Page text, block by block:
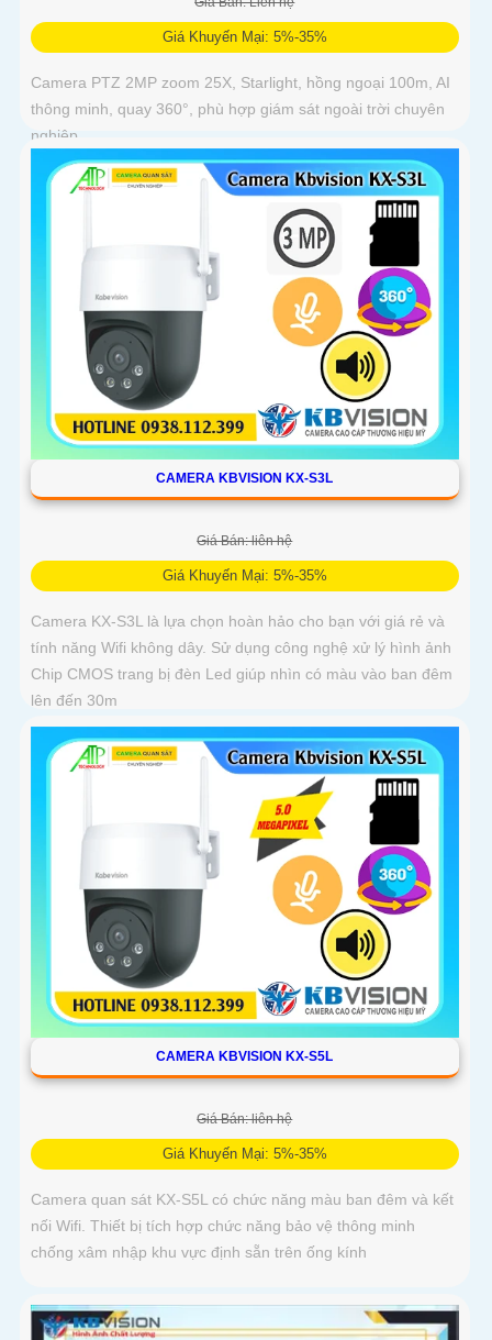
Giá Khuyến Mại: 5%-35%
Camera PTZ 2MP zoom 25X, Starlight, hồng ngoại 100m, AI
thông minh, quay 360°, phù hợp giám sát ngoài trời chuyên
nghiệp
CAMERA KBVISION KX-S3L
Giá Bán: liên hệ
Giá Khuyến Mại: 5%-35%
Camera KX-S3L là lựa chọn hoàn hảo cho bạn với giá rẻ và
tính năng Wifi không dây. Sử dụng công nghệ xử lý hình ảnh
Chip CMOS trang bị đèn Led giúp nhìn có màu vào ban đêm
lên đến 30m
CAMERA KBVISION KX-S5L
Giá Bán: liên hệ
Giá Khuyến Mại: 5%-35%
Camera quan sát KX-S5L có chức năng màu ban đêm và kết
nối Wifi. Thiết bị tích hợp chức năng bảo vệ thông minh
chống xâm nhập khu vực định sẵn trên ống kính